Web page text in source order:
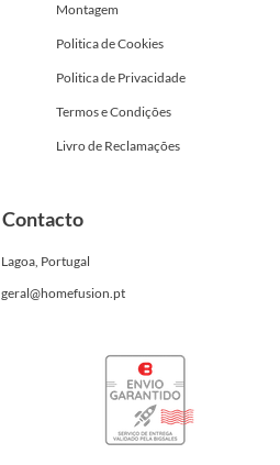
Montagem
Politica de Cookies
Politica de Privacidade
Termos e Condições
Livro de Reclamações
Contacto
Lagoa, Portugal
geral@homefusion.pt